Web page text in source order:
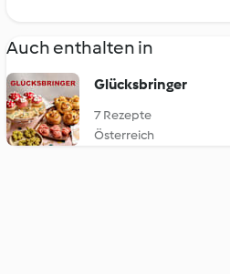
Auch enthalten in
Glücksbringer
7 Rezepte
Österreich